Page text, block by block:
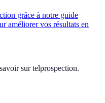
grâce à notre guide
améliorer vos résultats en
sur telprospection.